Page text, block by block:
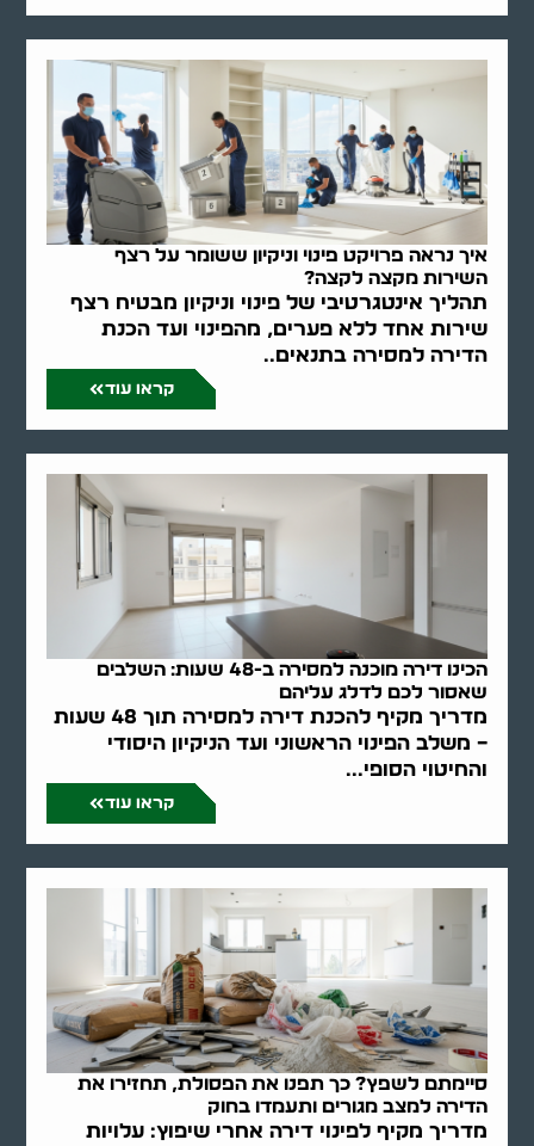
איך נראה פרויקט פינוי וניקיון ששומר על רצף
השירות מקצה לקצה?
תהליך אינטגרטיבי של פינוי וניקיון מבטיח רצף
שירות אחד ללא פערים, מהפינוי ועד הכנת
הדירה למסירה בתנאים..
קראו עוד
הכינו דירה מוכנה למסירה ב-48 שעות: השלבים
שאסור לכם לדלג עליהם
מדריך מקיף להכנת דירה למסירה תוך 48 שעות
– משלב הפינוי הראשוני ועד הניקיון היסודי
והחיטוי הסופי...
קראו עוד
סיימתם לשפץ? כך תפנו את הפסולת, תחזירו את
הדירה למצב מגורים ותעמדו בחוק
מדריך מקיף לפינוי דירה אחרי שיפוץ: עלויות